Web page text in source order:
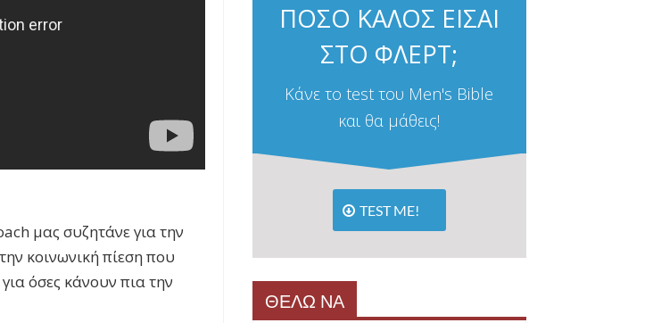
μας συζητάνε για την
κοινωνική πίεση που
όσες κάνουν πια την
ΠΟΣΟ ΚΑΛΟΣ ΕΙΣΑΙ
ΣΤΟ ΦΛΕΡΤ;
Κάνε το test του Men's Bible
και θα μάθεις!
TEST ME!
ΘΕΛΩ ΝΑ